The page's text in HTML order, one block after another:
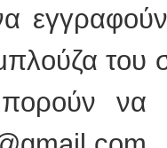
του
να